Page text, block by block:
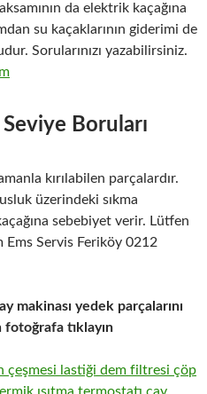
da elektrik kaçağına
su kaçaklarının giderimi de
Sorularınızı yazabilirsiniz.
Seviye Boruları
kırılabilen parçalardır.
üzerindeki sıkma
sebebiyet verir. Lütfen
Ems Servis Feriköy 0212
makinası yedek parçalarını
fotoğrafa tıklayın